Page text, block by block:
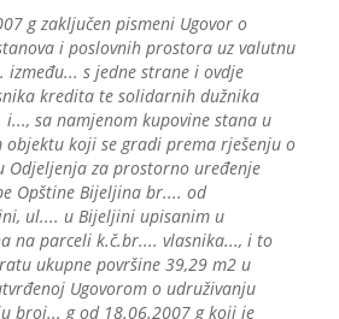
g zaključen pismeni Ugovor o
i poslovnih prostora uz valutnu
između... s jedne strane i ovdje
kredita te solidarnih dužnika
sa namjenom kupovine stana u
objektu koji se gradi prema rješenju o
Odjeljenja za prostorno uređenje
Opštine Bijeljina br.... od
ul.... u Bijeljini upisanim u
na parceli k.č.br.... vlasnika..., i to
ukupne površine 39,29 m2 u
Ugovorom o udruživanju
broj... g od 18.06.2007 g koji je